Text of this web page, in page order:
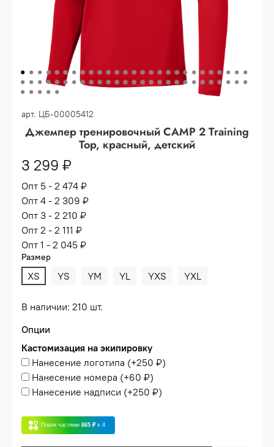
арт. ЦБ-00005412
Джемпер тренировочный CAMP 2 Training
Top, красный, детский
3 299 ₽
Опт 5 - 2 474 ₽
Опт 4 - 2 309 ₽
Опт 3 - 2 210 ₽
Опт 2 - 2 111 ₽
Опт 1 - 2 045 ₽
Размер
XS YS YM YL YXS YXL
В наличии: 210 шт.
Опции
Кастомизация на экипировку
Нанесение логотипа (+250 ₽)
Нанесение номера (+60 ₽)
Нанесение надписи (+250 ₽)
Плати частями 865 ₽ x 4